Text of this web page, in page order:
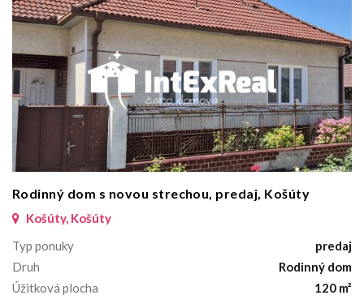
Rodinný dom s novou strechou, predaj, Košúty
Košúty, Košúty
Typ ponuky
predaj
Druh
Rodinný dom
Úžitková plocha
120 m²